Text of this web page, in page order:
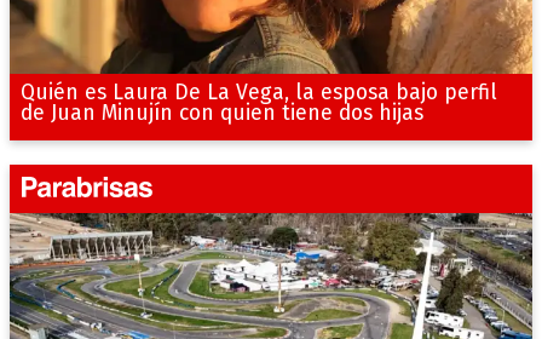
Quién es Laura De La Vega, la esposa bajo perfil
de Juan Minujín con quien tiene dos hijas